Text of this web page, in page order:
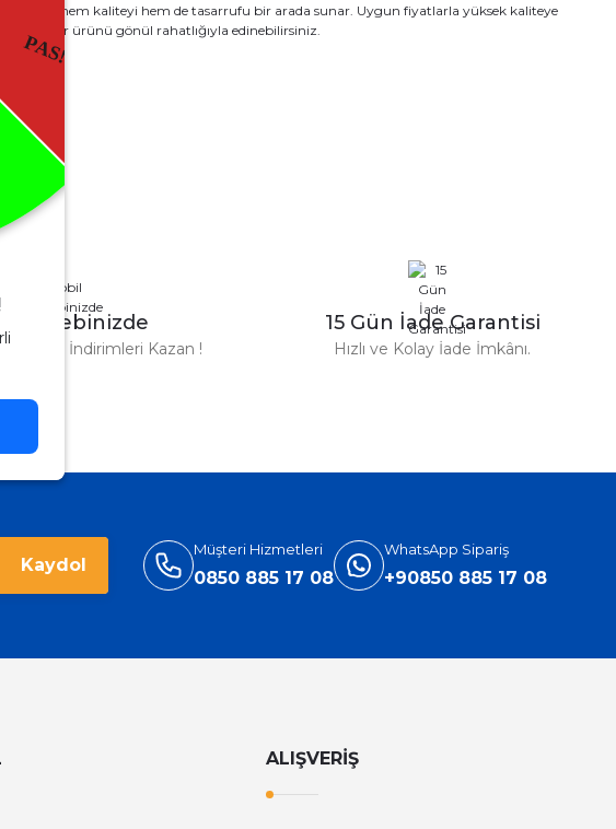
yapmak, hem kaliteyi hem de tasarrufu bir arada sunar. Uygun fiyatlarla yüksek kaliteye
olan her ürünü gönül rahatlığıyla edinebilirsiniz.
Cebinizde
Yükle İndirimleri Kazan !
15 Gün İade Garantisi
Hızlı ve Kolay İade İmkânı.
Kaydol
Müşteri Hizmetleri
0850 885 17 08
WhatsApp Sipariş
+90850 885 17 08
ALIŞVERİŞ